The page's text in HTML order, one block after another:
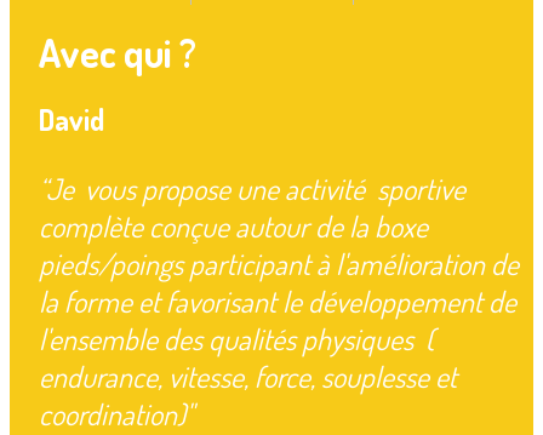
Avec qui ?
David
“Je vous propose une activité sportive
complète conçue autour de la boxe
pieds/poings participant à l'amélioration de
la forme et favorisant le développement de
l'ensemble des qualités physiques (
endurance, vitesse, force, souplesse et
coordination)"